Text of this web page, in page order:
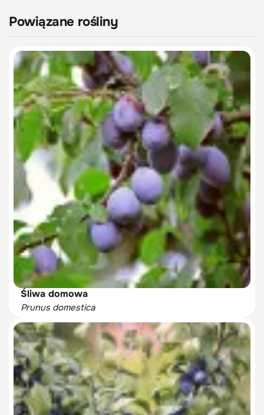
Powiązane rośliny
Śliwa domowa
Prunus domestica